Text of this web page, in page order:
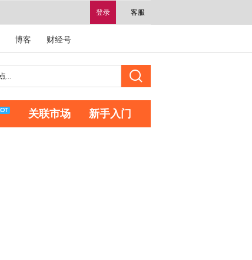
登录 客服
博客 财经号
关联市场 新手入门